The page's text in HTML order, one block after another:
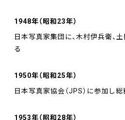
1948年（昭和23年）
日本写真家集団に、木村伊兵衛、
る
1950年（昭和25年）
日本写真家協会（JPS）に参加し
1953年（昭和28年）